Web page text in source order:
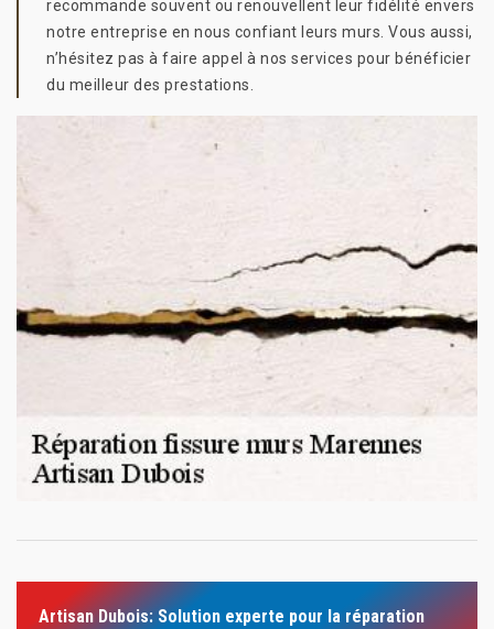
recommande souvent ou renouvellent leur fidélité envers
notre entreprise en nous confiant leurs murs. Vous aussi,
n’hésitez pas à faire appel à nos services pour bénéficier
du meilleur des prestations.
Artisan Dubois: Solution experte pour la réparation